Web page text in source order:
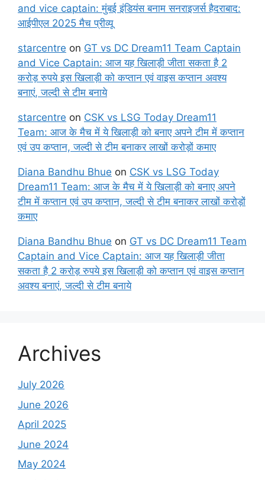
and vice captain: मुंबई इंडियंस बनाम सनराइजर्स हैदराबाद:
आईपीएल 2025 मैच प्रीव्यू
starcentre on GT vs DC Dream11 Team Captain
and Vice Captain: आज यह खिलाड़ी जीता सकता है 2
करोड़ रुपये इस खिलाड़ी को कप्तान एवं वाइस कप्तान अवश्य
बनाएं, जल्दी से टीम बनाये
starcentre on CSK vs LSG Today Dream11
Team: आज के मैच में ये खिलाड़ी को बनाए अपने टीम में कप्तान
एवं उप कप्तान, जल्दी से टीम बनाकर लाखों करोड़ों कमाए
Diana Bandhu Bhue on CSK vs LSG Today
Dream11 Team: आज के मैच में ये खिलाड़ी को बनाए अपने
टीम में कप्तान एवं उप कप्तान, जल्दी से टीम बनाकर लाखों करोड़ों
कमाए
Diana Bandhu Bhue on GT vs DC Dream11 Team
Captain and Vice Captain: आज यह खिलाड़ी जीता
सकता है 2 करोड़ रुपये इस खिलाड़ी को कप्तान एवं वाइस कप्तान
अवश्य बनाएं, जल्दी से टीम बनाये
Archives
July 2026
June 2026
April 2025
June 2024
May 2024